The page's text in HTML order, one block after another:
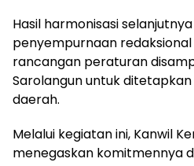
Hasil harmonisasi
penyempurnaan
rancangan peraturan
Sarolangun untuk
daerah.
Melalui kegiatan ini, Kanwil
menegaskan komitmennya